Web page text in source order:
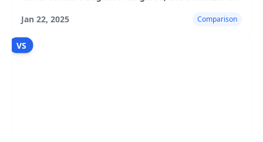
Jan 22, 2025
Comparison
VS